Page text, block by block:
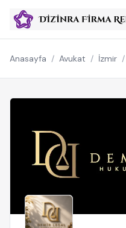
Anasayfa / Avukat / İzmir /